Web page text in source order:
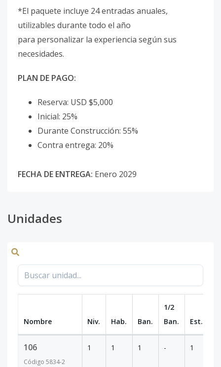
*El paquete incluye 24 entradas anuales,
utilizables durante todo el año
para personalizar la experiencia según sus
necesidades.
PLAN DE PAGO:
Reserva: USD $5,000
Inicial: 25%
Durante Construcción: 55%
Contra entrega: 20%
FECHA DE ENTREGA: Enero 2029
Unidades
Nombre Niv. Hab. Ban.
1/2
Ban.
Est.
106
Código 5834-2
1 1 1 - 1